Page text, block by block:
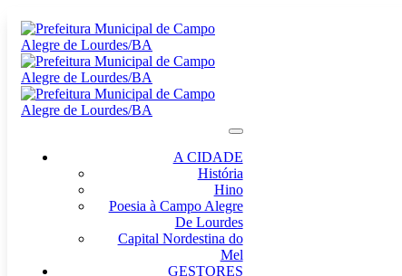
A CIDADE
História
Hino
Poesia à Campo Alegre
De Lourdes
Capital Nordestina do
Mel
GESTORES